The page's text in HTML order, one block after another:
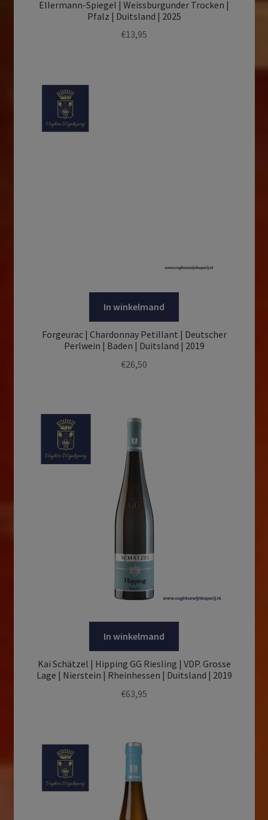
Ellermann-Spiegel | Weissburgunder Trocken |
Pfalz | Duitsland | 2025
€13,95
In winkelmand
Forgeurac | Chardonnay Petillant | Deutscher
Perlwein | Baden | Duitsland | 2019
€26,50
In winkelmand
Kai Schätzel | Hipping GG Riesling | VDP. Grosse
Lage | Nierstein | Rheinhessen | Duitsland | 2019
€63,95